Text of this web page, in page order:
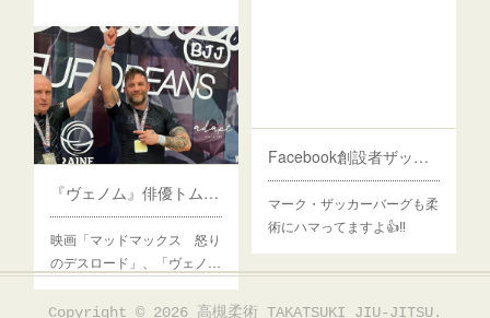
Facebook創設者ザッカーバーグが柔術大会で金メダル！MMAもトレーニング（イーファイト） - Yahoo!ニュース
マーク・ザッカーバーグも柔
術にハマってますよ👍‼️
『ヴェノム』俳優トム・ハーディが柔術大会でまたも金メダル！ラスト10秒で会心の投げ - eFight【イーファイト】格闘技情報を毎日配信！
映画「マッドマックス 怒り
のデスロード」、「ヴェノ…
Copyright © 2026 高槻柔術 TAKATSUKI JIU-JITSU.